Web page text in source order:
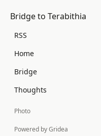
Bridge to Terabithia
RSS
Home
Bridge
Thoughts
Photo
Powered by Gridea